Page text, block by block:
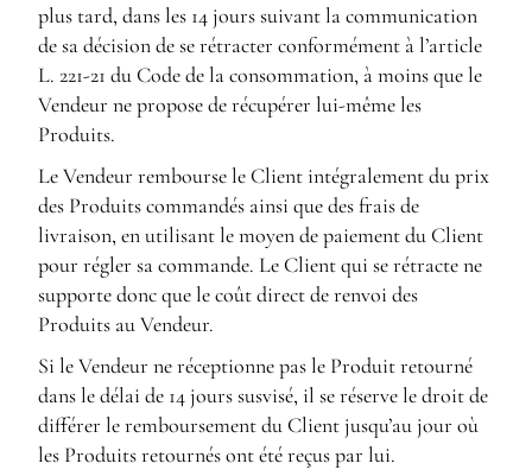
plus tard, dans les 14 jours suivant la communication
de sa décision de se rétracter conformément à l’article
L. 221-21 du Code de la consommation, à moins que le
Vendeur ne propose de récupérer lui-même les
Produits.
Le Vendeur rembourse le Client intégralement du prix
des Produits commandés ainsi que des frais de
livraison, en utilisant le moyen de paiement du Client
pour régler sa commande. Le Client qui se rétracte ne
supporte donc que le coût direct de renvoi des
Produits au Vendeur.
Si le Vendeur ne réceptionne pas le Produit retourné
dans le délai de 14 jours susvisé, il se réserve le droit de
différer le remboursement du Client jusqu’au jour où
les Produits retournés ont été reçus par lui.